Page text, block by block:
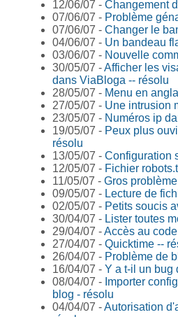
12/06/07 - Changement
07/06/07 - Problème
07/06/07 - Changer le
04/06/07 - Un bandeau
03/06/07 - Nouvelle
30/05/07 -Afficher les
dans ViaBloga -- résolu
28/05/07 - Menu en
27/05/07 - Une intrusion
23/05/07 - Numéros ip
19/05/07 - Peux plus
résolu
13/05/07 - Configuration
12/05/07 - Fichier
11/05/07 - Gros
09/05/07 - Lecture de
02/05/07 - Petits soucis
30/04/07 - Lister toutes
29/04/07 -Accès au
27/04/07 - Quicktime --
26/04/07 - Problème de
16/04/07 - Y a t-il un bug
08/04/07 - Importer
blog - résolu
04/04/07 -Autorisation